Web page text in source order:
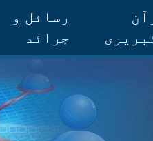
رسائل و
جرائد